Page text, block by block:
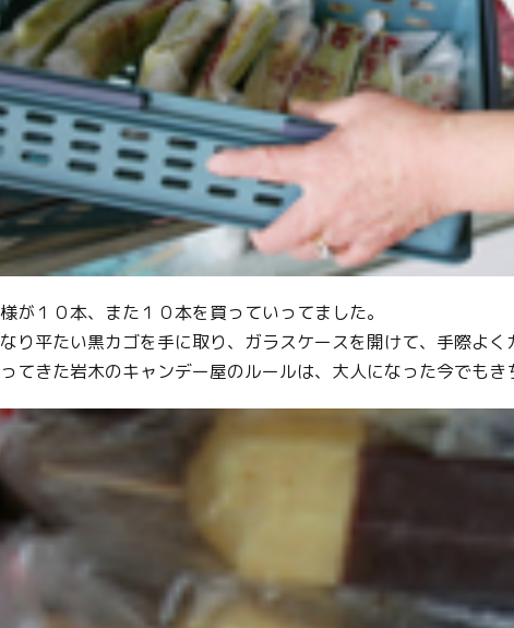
が１０本、また１０本を買っていってました。
り平たい黒カゴを手に取り、ガラスケースを開けて、手際よく
てきた岩木のキャンデー屋のルールは、大人になった今でもき
Twitter
Facebook
Line
Copy URL